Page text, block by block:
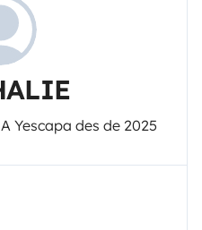
Yescapa des de 2025